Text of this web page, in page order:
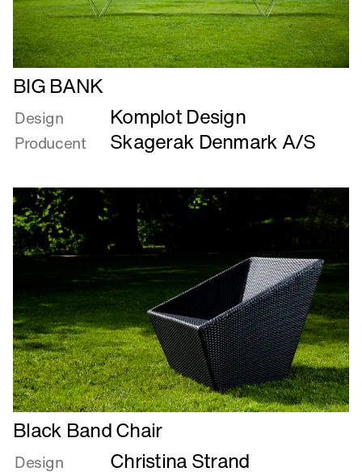
Læs
mere
om
BIG
BANK
BIG BANK
Design Komplot Design
Producent Skagerak Denmark A/S
Læs
mere
om
Black Band Chair
Design Christina Strand